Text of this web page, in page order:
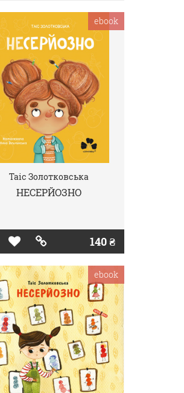
Таіс Золотковська
НЕСЕРЙОЗНО
140 ₴
ebook
ebook